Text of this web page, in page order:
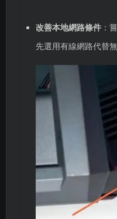
改善本地網路條件：
先選用有線網路代替